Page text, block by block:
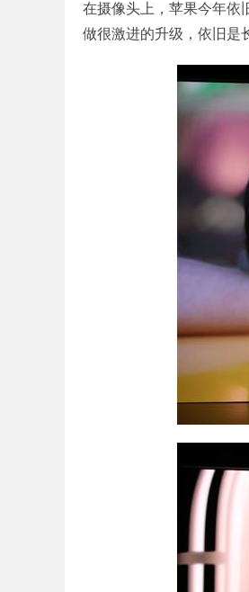
在摄像头上，苹果今年依
做很激进的升级，依旧是